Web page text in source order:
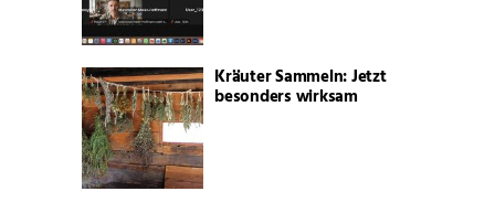
Kräuter Sammeln: Jetzt
besonders wirksam